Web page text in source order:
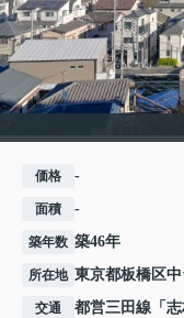
価格 -
面積 -
築年数 築46年
所在地 東京都板橋区中
交通 都営三田線 「 志